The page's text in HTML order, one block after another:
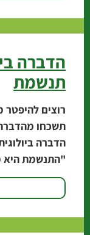
הדברה
תנשמת
רוצים להיפטר
תשכחו
הדברה
"התנשמת היא
אחד 10 חולדות". אגרונום עיריית